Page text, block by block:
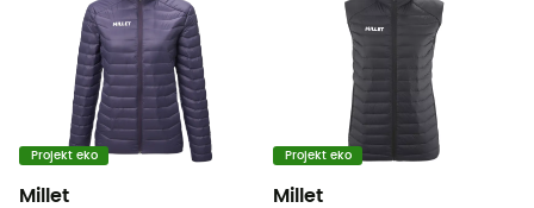
Projekt eko
Millet
Projekt eko
Millet